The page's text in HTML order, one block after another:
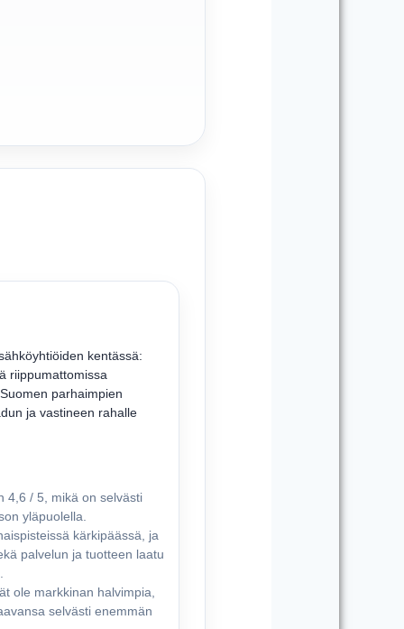
kentässä:
riippumattomissa
parhaimpien
ja vastineen rahalle
4,6 / 5, mikä on selvästi
yläpuolella.
kärkipäässä, ja
palvelun ja tuotteen laatu
ole markkinan halvimpia,
selvästi enemmän